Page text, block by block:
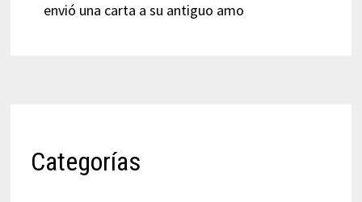
envió una carta a su antiguo amo
Categorías